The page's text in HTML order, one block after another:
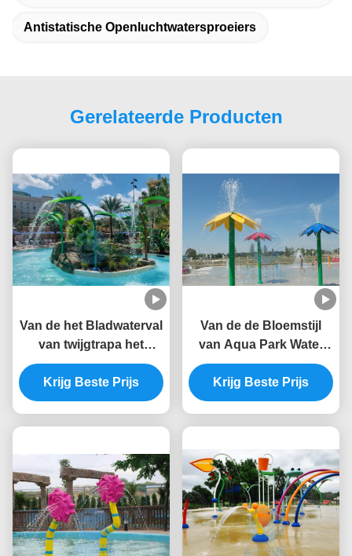
Antistatische Openluchtwatersproeiers
Gerelateerde Producten
Van de het Bladwaterval
van twijgtrapa het
Zwembadfontein SS 304
voor Plonspark
Krijg Beste Prijs
Van de de Bloemstijl
van Aqua Park Water
Splash Pad de
Kleurrijke Fontein van
het het Waterpark 3.0m
Krijg Beste Prijs